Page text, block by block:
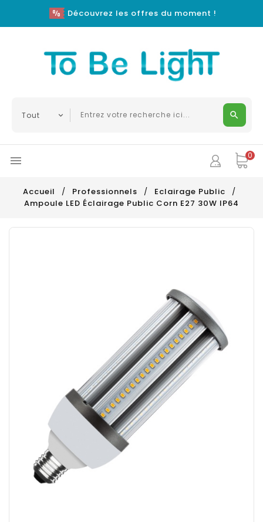
Découvrez les offres du moment !
 0
Accueil Professionnels
Eclairage Public
Ampoule LED Éclairage Public Corn E27 30W IP64